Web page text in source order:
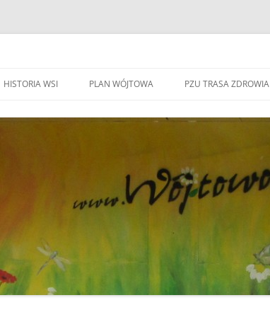
ŚMIECI
HISTORIA WSI
KAPLICZKI I KRZYŻE W WÓJTOWIE
ZWIĄZANI Z WÓJOWEM
BO JESTEM STĄD
PLAN WÓJTOWA PZU TRASA ZDROWIA